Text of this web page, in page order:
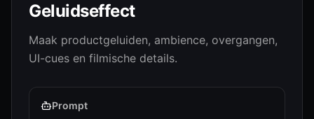
Geluidseffect
Maak productgeluiden, ambience, overgangen,
UI-cues en filmische details.
Prompt